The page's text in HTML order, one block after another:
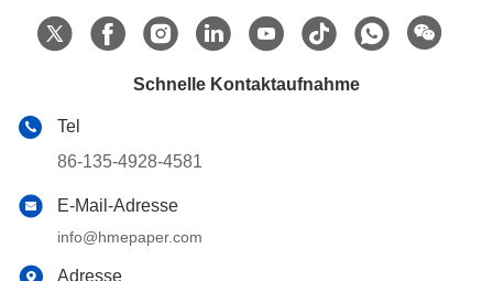
Schnelle Kontaktaufnahme
Tel
86-135-4928-4581
E-Mail-Adresse
info@hmepaper.com
Adresse